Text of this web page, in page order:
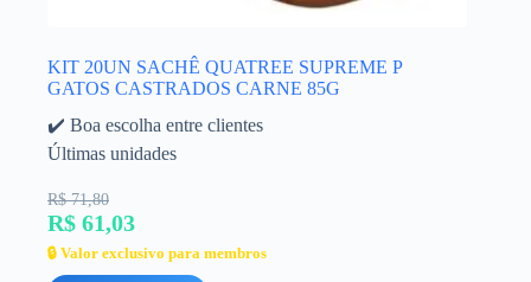
KIT 20UN SACHÊ QUATREE SUPREME P
GATOS CASTRADOS CARNE 85G
✔️ Boa escolha entre clientes
Últimas unidades
R$ 71,80
R$ 61,03
🔒 Valor exclusivo para membros